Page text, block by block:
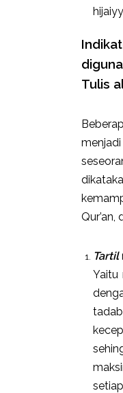
Tulis
Qur’an,
Tartil
Yaitu